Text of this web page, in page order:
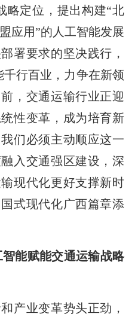
略定位，提出构建“北
应用”的人工智能发展
署要求的坚决践行，
千行百业，力争在新领
，交通运输行业正迎
性变革，成为培育新
们必须主动顺应这一
入交通强区建设，深
现代化更好支撑新时
式现代化广西篇章添
能赋能交通运输战略
产业变革势头正劲，